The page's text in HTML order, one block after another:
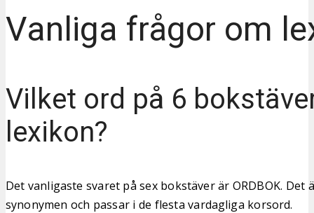
Vanliga frågor om
Vilket ord på 6
lexikon?
Det vanligaste svaret på sex bokstäver är ORDBOK. Det
synonymen och passar i de flesta vardagliga korsord.